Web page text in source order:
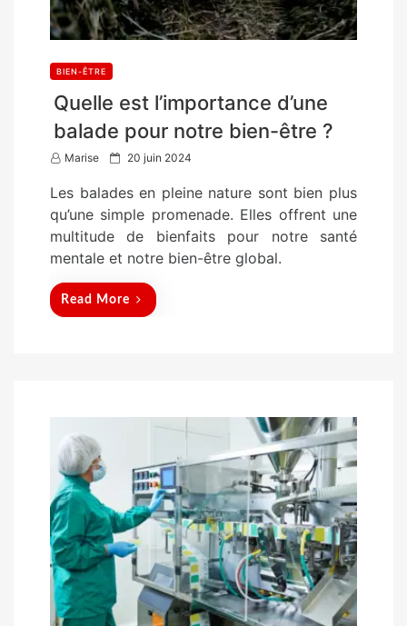
BIEN-ÊTRE
Quelle est l’importance d’une
balade pour notre bien-être ?
Marise
P
s
t
d
20 juin 2024
Les balades en pleine nature sont bien plus
qu’une simple promenade. Elles offrent une
multitude de bienfaits pour notre santé
mentale et notre bien-être global.
Read More